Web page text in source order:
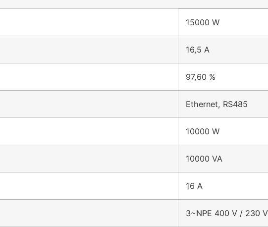
15000 W
16,5 A
97,60 %
Ethernet, RS485
10000 W
10000 VA
16 A
3~NPE 400 V / 230 V